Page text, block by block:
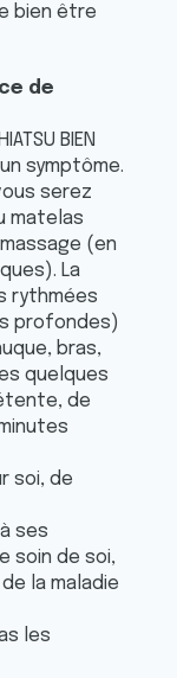
bien être
de
BIEN
symptôme.
serez
matelas
(en
La
rythmées
profondes)
bras,
quelques
de
soi, de
ses
soin de soi,
la maladie
les